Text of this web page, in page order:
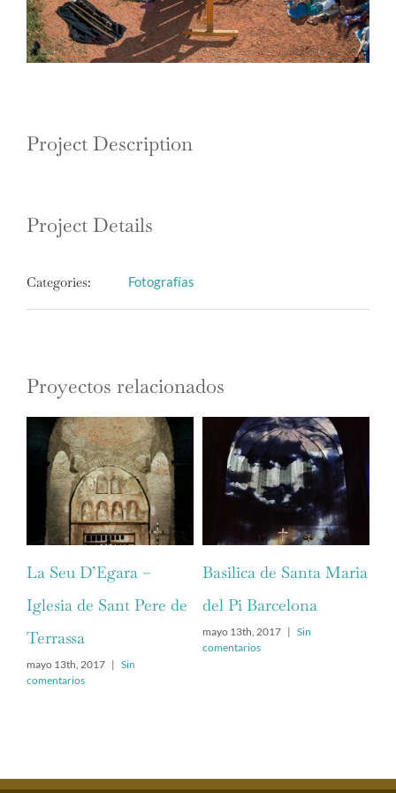
Project Description
Project Details
Categories: Fotografías
Proyectos relacionados
La Seu D’Egara –
Iglesia de Sant Pere de
Terrassa
mayo 13th, 2017 | Sin
comentarios
Basilica de Santa Maria
del Pi Barcelona
mayo 13th, 2017 | Sin
comentarios